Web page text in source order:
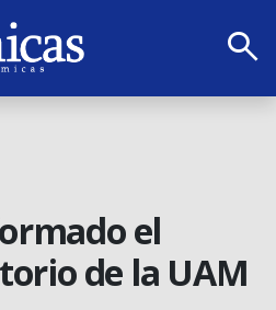
search
el
de la UAM